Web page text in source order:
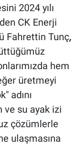
2024 yılı
CK Enerji
Fahrettin Tunç,
hem
üretmeyi
adını
su ayak izi
çözümlerle
ulaşmasına